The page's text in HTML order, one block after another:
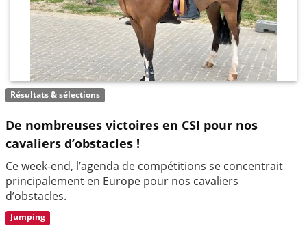
Résultats & sélections
De nombreuses victoires en CSI pour nos
cavaliers d’obstacles !
Ce week-end, l’agenda de compétitions se concentrait
principalement en Europe pour nos cavaliers
d’obstacles.
Jumping